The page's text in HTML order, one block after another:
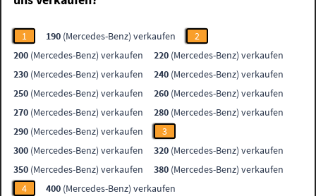
1 190 (Mercedes-Benz) verkaufen
2
200 (Mercedes-Benz) verkaufen 220 (Mercedes-Benz) verkaufen
230 (Mercedes-Benz) verkaufen 240 (Mercedes-Benz) verkaufen
250 (Mercedes-Benz) verkaufen 260 (Mercedes-Benz) verkaufen
270 (Mercedes-Benz) verkaufen 280 (Mercedes-Benz) verkaufen
290 (Mercedes-Benz) verkaufen
3
300 (Mercedes-Benz) verkaufen 320 (Mercedes-Benz) verkaufen
350 (Mercedes-Benz) verkaufen 380 (Mercedes-Benz) verkaufen
4
400 (Mercedes-Benz) verkaufen